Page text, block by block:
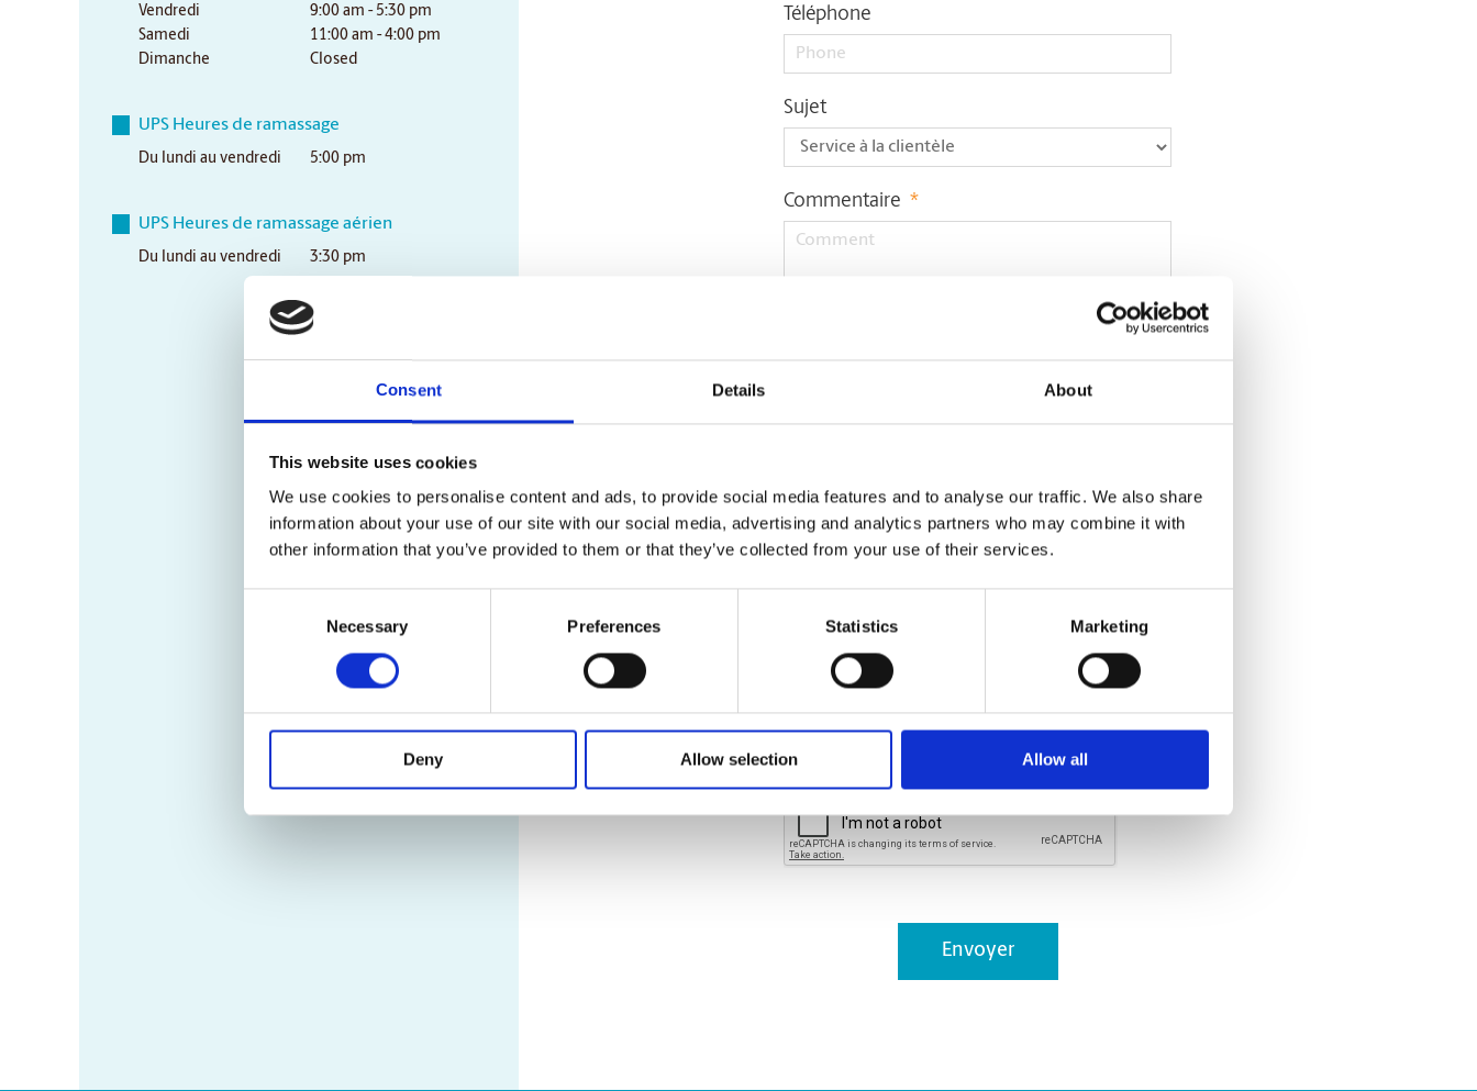
Consent Details About
This website uses cookies
We use cookies to personalise content and ads, to provide social media features and to analyse our traffic. We also share
information about your use of our site with our social media, advertising and analytics partners who may combine it with
other information that you’ve provided to them or that they’ve collected from your use of their services.
Necessary Preferences Statistics Marketing
Deny Allow selection Allow all
Vendredi
9:00 am - 5:30 pm
Samedi
11:00 am - 4:00 pm
Dimanche
Closed
UPS Heures de ramassage
Du lundi au vendredi 5:00 pm
UPS Heures de ramassage aérien
Du lundi au vendredi 3:30 pm
Téléphone
Sujet
Commentaire *
Fichier
Seulement pdf, doc, docx, jpeg, png, ppt, xls
et xlsx types de fichiers sont acceptés.
* Indique un champ obligatoire
Oui, j’accepte que The UPS Store communique avec moi*. En
CAPTCHA